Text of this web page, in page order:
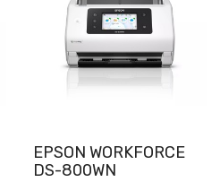
EPSON WORKFORCE
DS-800WN